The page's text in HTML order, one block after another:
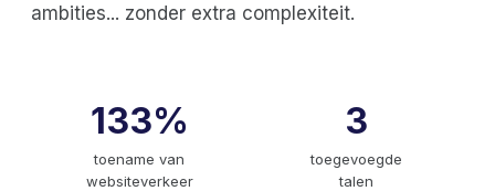
ambities... zonder extra complexiteit.
133%
toename van
websiteverkeer
3
toegevoegde
talen